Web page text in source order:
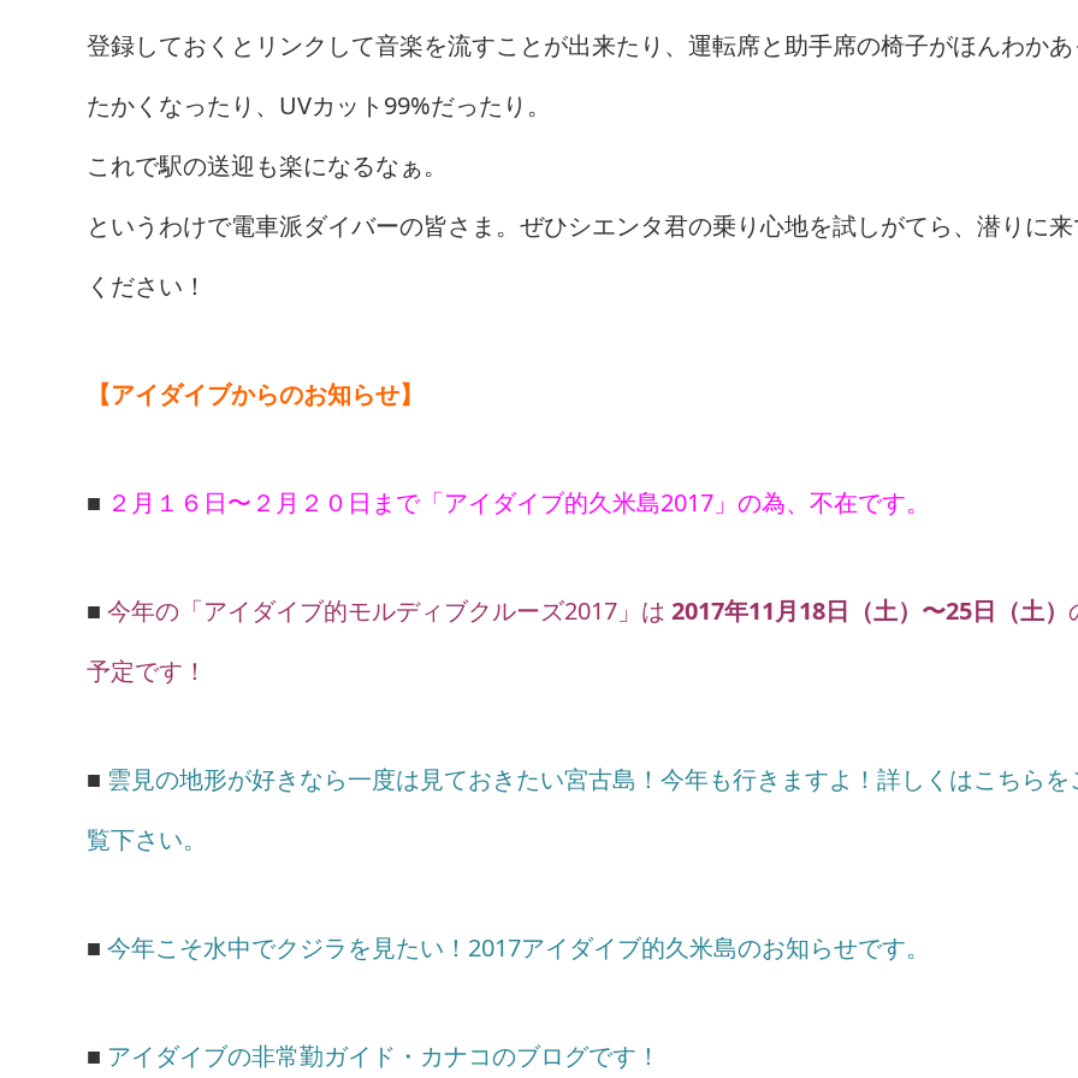
登録しておくとリンクして音楽を流すことが出来たり、運転席と助手席の椅子がほんわか
たかくなったり、UVカット99%だったり。
これで駅の送迎も楽になるなぁ。
というわけで電車派ダイバーの皆さま。ぜひシエンタ君の乗り心地を試しがてら、潜りに
ください！
【アイダイブからのお知らせ】
■ ２月１６日〜２月２０日まで「アイダイブ的久米島2017」の為、不在です。
■ 今年の「アイダイブ的モルディブクルーズ2017」は 2017年11月18日（土）〜25日（土）
予定です！
■ 雲見の地形が好きなら一度は見ておきたい宮古島！今年も行きますよ！詳しくはこちらを
覧下さい。
■ 今年こそ水中でクジラを見たい！2017アイダイブ的久米島のお知らせです。
■ アイダイブの非常勤ガイド・カナコのブログです！